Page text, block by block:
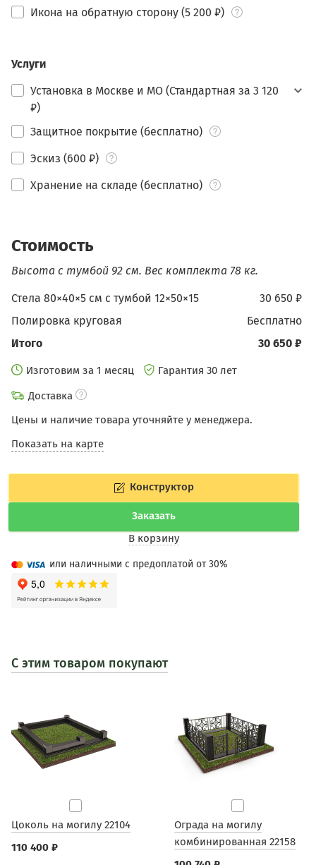
Икона на обратную сторону (5 200 ₽)
Услуги
Установка в Москве и МО (Стандартная за 3 120
₽)
Защитное покрытие (бесплатно)
Эскиз (600 ₽)
Хранение на складе (бесплатно)
Стоимость
Высота с тумбой 92 см. Вес комплекта 78 кг.
30 650 ₽
Стела 80×40×5 см c тумбой 12×50×15
бесплатно
Полировка круговая
30 650 ₽
Итого
Изготовим за 1 месяц
Гарантия 30 лет
Доставка
Цены и наличие товара уточняйте у менеджера.
Показать на карте
Конструктор
Заказать
В корзину
или наличными с предоплатой от 30%
С этим товаром покупают
Цоколь на могилу 22104
110 400 ₽
Ограда на могилу
комбинированная 22158